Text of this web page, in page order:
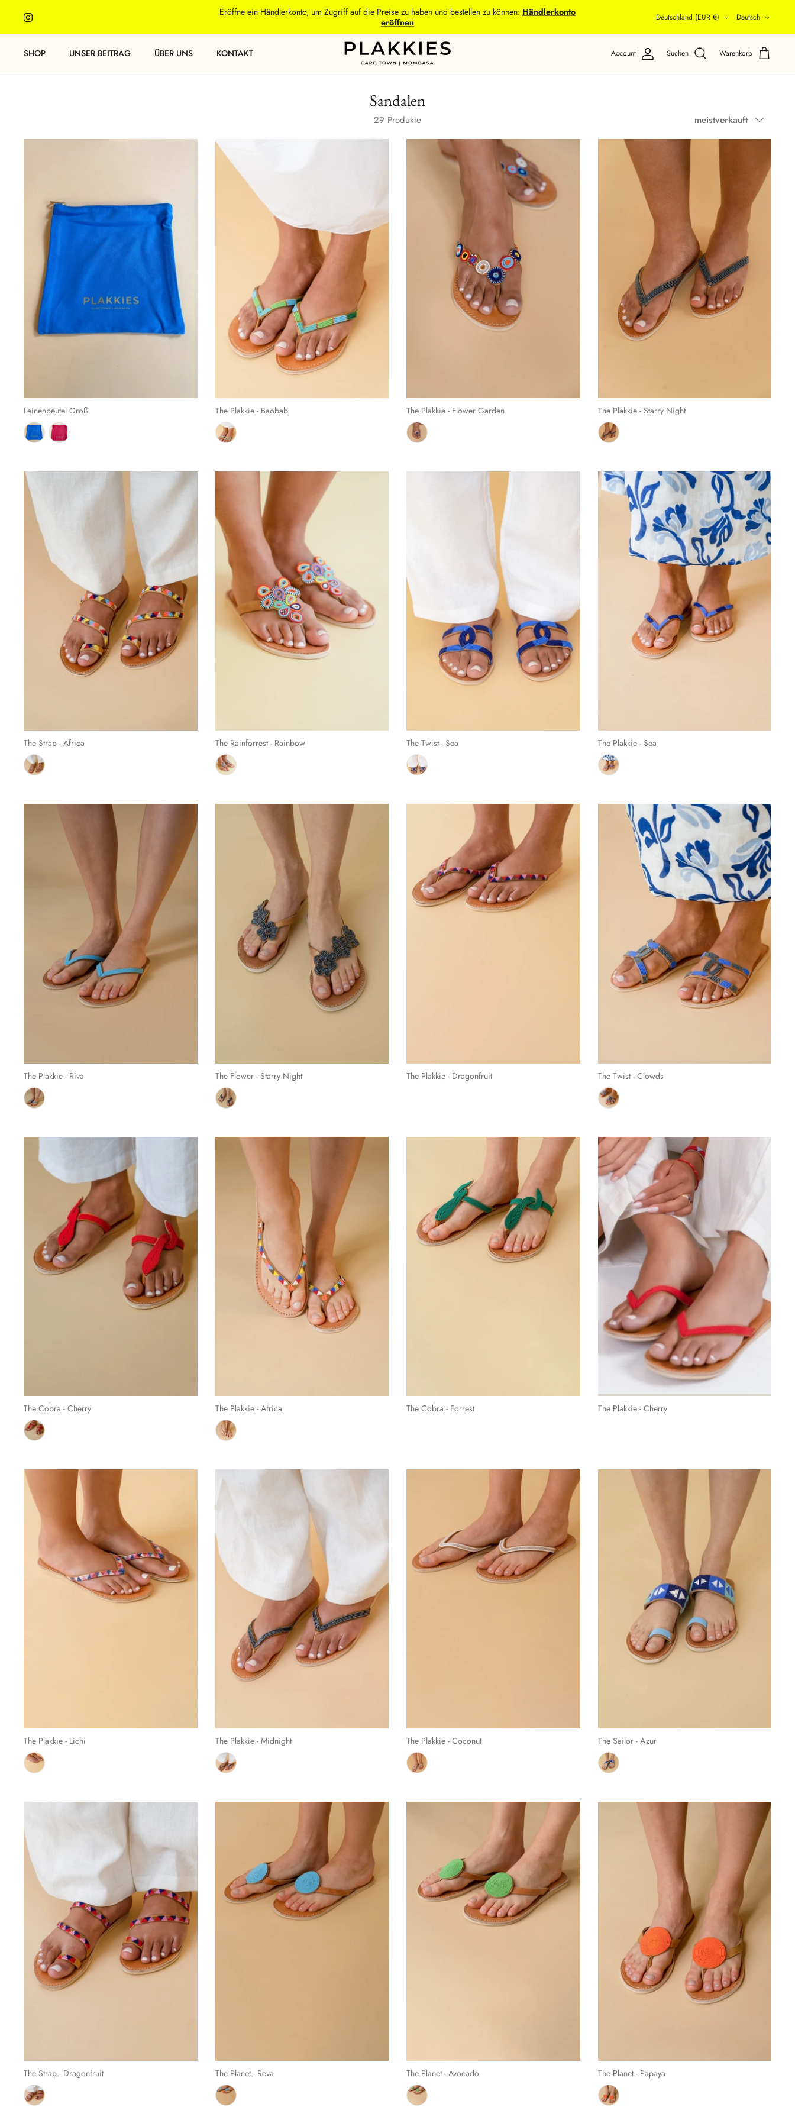
Inhalt
Eröffne ein Händlerkonto, um Zugriff auf die Preise zu haben und bestellen zu können: Händlerkonto
eröffnen
Währung
Deutschland (EUR €)
Sprache
Deutsch
SHOP UNSER BEITRAG ÜBER UNS KONTAKT Account Suchen Warenkorb
Sandalen
29 Produkte
Sortieren
nach
meistverkauft
Leinenbeutel Groß The Plakkie - Baobab The Plakkie - Flower Garden The Plakkie - Starry Night
The Strap - Africa The Rainforrest - Rainbow The Twist - Sea The Plakkie - Sea
The Plakkie - Riva The Flower - Starry Night The Plakkie - Dragonfruit The Twist - Clowds
The Cobra - Cherry The Plakkie - Africa The Cobra - Forrest The Plakkie - Cherry
The Plakkie - Lichi The Plakkie - Midnight The Plakkie - Coconut The Sailor - Azur
The Strap - Dragonfruit The Planet - Reva The Planet - Avocado The Planet - Papaya